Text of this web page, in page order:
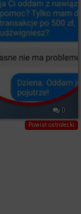
0
Powiat ostrołecki